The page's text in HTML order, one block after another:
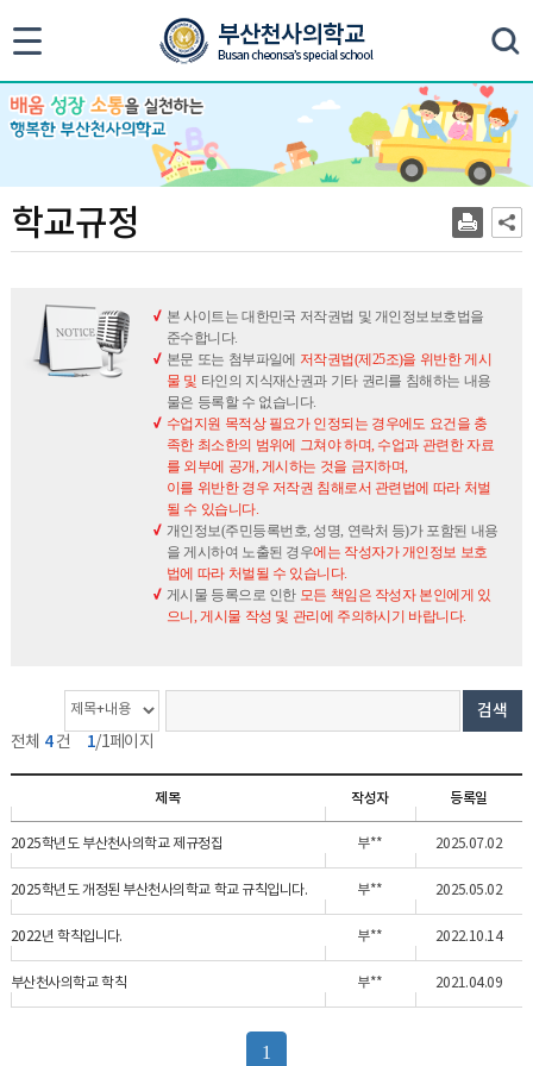
교
규
학교규정
본 사이트는 대한민국 저작권법 및 개인정보보호법을
준수합니다.
본문 또는 첨부파일에 저작권법(제25조)을 위반한 게시
물 및 타인의 지식재산권과 기타 권리를 침해하는 내용
물은 등록할 수 없습니다.
수업지원 목적상 필요가 인정되는 경우에도 요건을 충
족한 최소한의 범위에 그쳐야 하며, 수업과 관련한 자료
를 외부에 공개, 게시하는 것을 금지하며,
이를 위반한 경우 저작권 침해로서 관련법에 따라 처벌
될 수 있습니다.
개인정보(주민등록번호, 성명, 연락처 등)가 포함된 내용
을 게시하여 노출된 경우에는 작성자가 개인정보 보호
법에 따라 처벌될 수 있습니다.
게시물 등록으로 인한 모든 책임은 작성자 본인에게 있
으니, 게시물 작성 및 관리에 주의하시기 바랍니다.
전체 4건 1/1페이지
게
시
물
개
검
색
옵
션
색
어
검색
제목 작성자 등록일
2025학년도 부산천사의학교 제규정집 부** 2025.07.02
2025학년도 개정된 부산천사의학교 학교 규칙입니다. 부** 2025.05.02
2022년 학칙입니다. 부** 2022.10.14
부산천사의학교 학칙 부** 2021.04.09
1